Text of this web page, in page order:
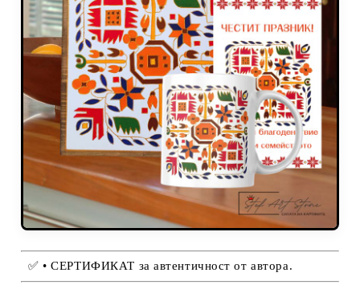
✅ • СЕРТИФИКАТ за автентичност от автора.